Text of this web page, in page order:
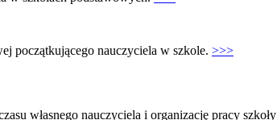
początkującego nauczyciela w szkole. >>>
własnego nauczyciela i organizację pracy szkoły